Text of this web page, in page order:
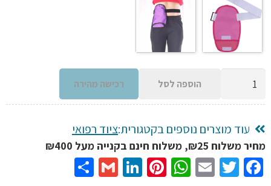
שקית
סטומה
עם
רצועת
הוספה לסל רכישה מהירה
עוד מוצרים נוספים בקטגורית:ציוד רפואי
מחיר משלוח ₪25, משלוח חינם בקנייה מעל ₪400
Facebook
Twitter
Email
WhatsApp
Pinterest
LinkedIn
Gmail